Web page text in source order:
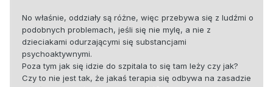
No właśnie, oddziały są różne, więc przebywa się z ludźmi o
podobnych problemach, jeśli się nie mylę, a nie z
dzieciakami odurzającymi się substancjami
psychoaktywnymi.
Poza tym jak się idzie do szpitala to się tam leży czy jak?
Czy to nie jest tak, że jakaś terapia się odbywa na zasadzie